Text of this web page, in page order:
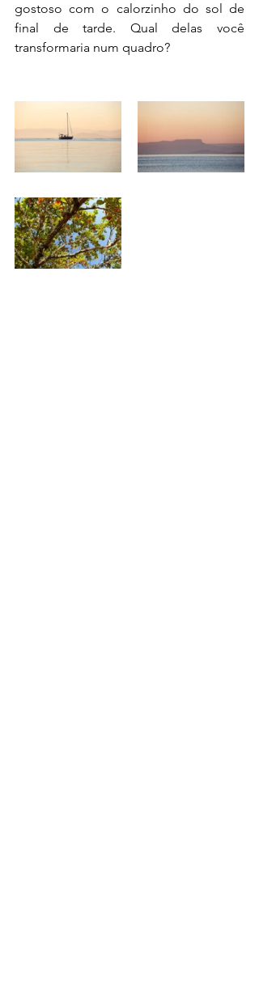
gostoso com o calorzinho do sol de
final de tarde. Qual delas você
transformaria num quadro?